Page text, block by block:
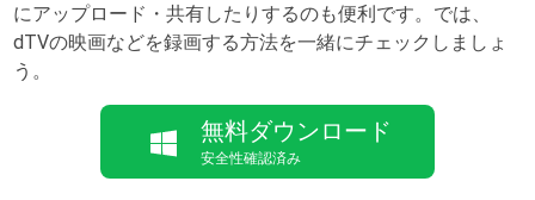
にアップロード・共有したりするのも便利です。では、
dTVの映画などを録画する方法を一緒にチェックしましょ
う。
無料ダウンロード
安全性確認済み